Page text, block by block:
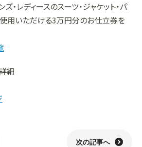
イブ） 株主・株式情報
ート
三生電子株式会社
フ
トップメッセージ
・レディースのスーツ・ジャケット・パ
用いただける3万円分のお仕立券を
細
次の記事へ